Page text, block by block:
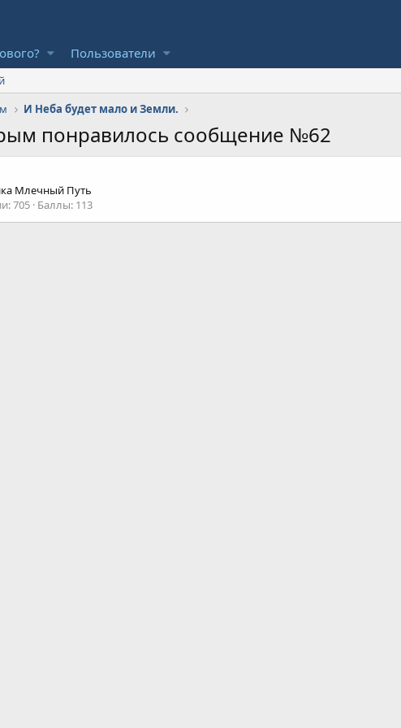
Пользователи
И Неба будет мало и Земли.
понравилось сообщение №62
Млечный Путь
705 Баллы 113